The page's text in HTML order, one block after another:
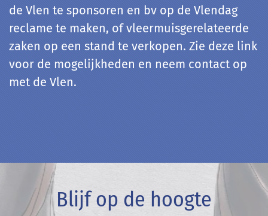
de Vlen te sponsoren en bv op de Vlendag
reclame te maken, of vleermuisgerelateerde
zaken op een stand te verkopen. Zie deze link
voor de mogelijkheden en neem contact op
met de Vlen.
Blijf op de hoogte